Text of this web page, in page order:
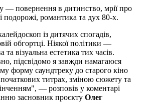
— повернення в дитинство, мрії про
подорожі, романтика та дух 80-х.
із дитячих спогадів,
обгортці. Ніякої політики —
та візуальна естетика тих часів.
підсвідомо я завжди намагаюся
форму саундтреку до старого кіно
титрах, зміною сюжету та
— розповів у коментарі
засновник проєкту Олег